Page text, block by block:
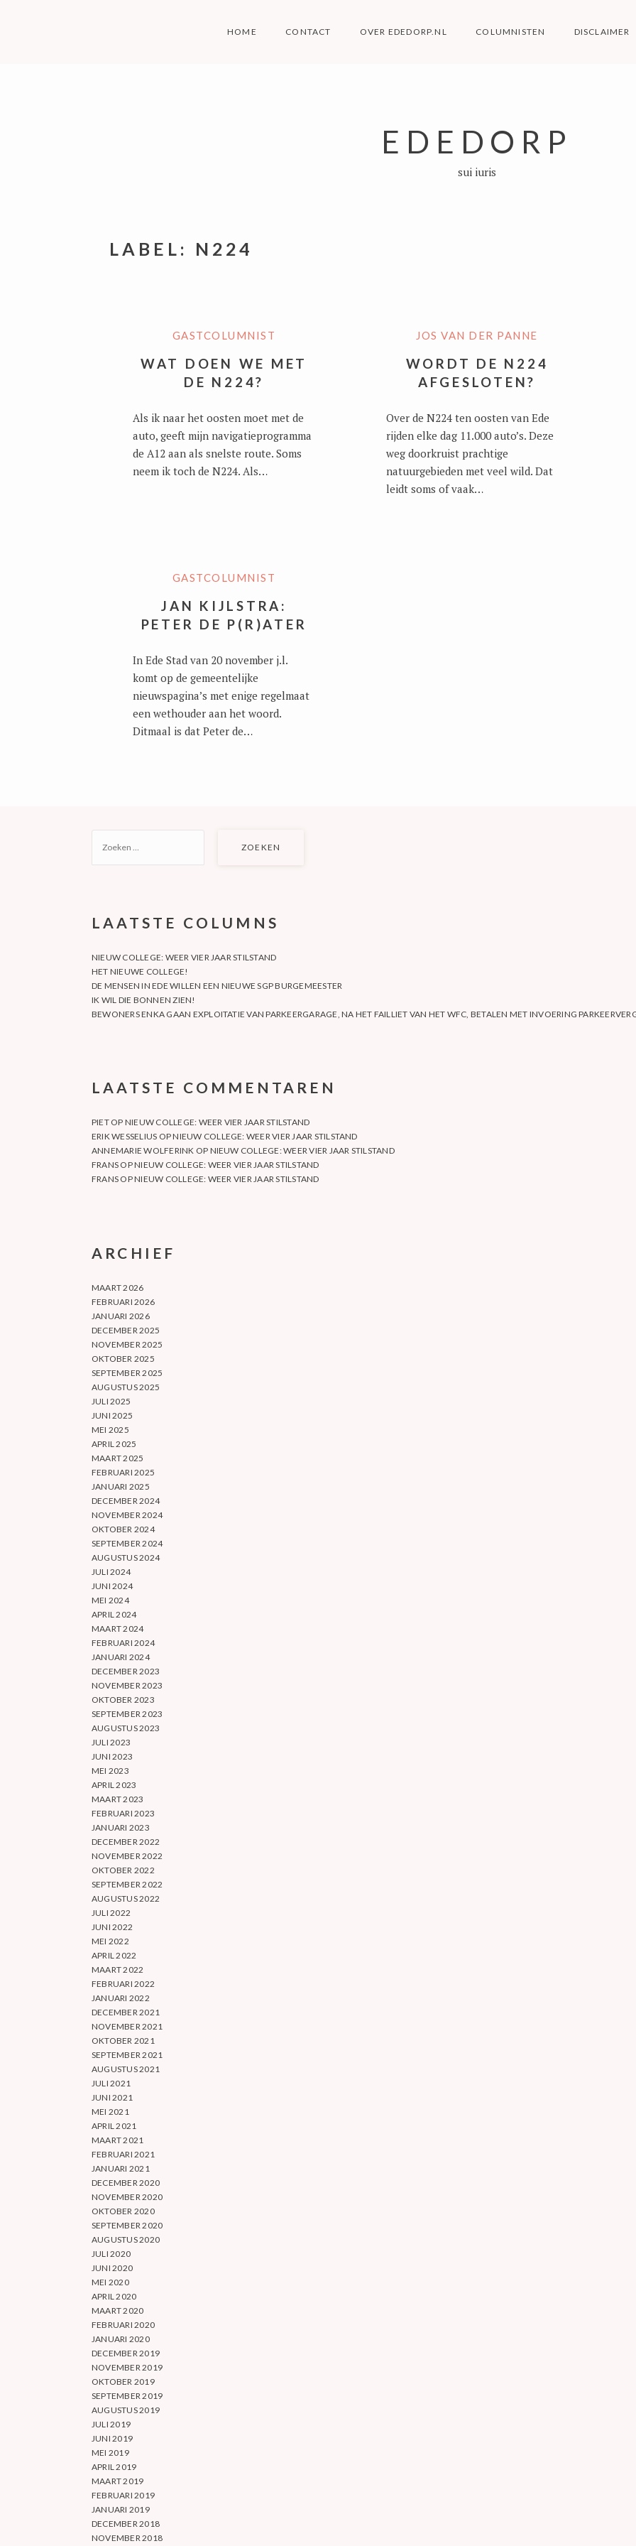
HOME CONTACT OVER EDEDORP.NL COLUMNISTEN DISCLAIMER
EDEDORP
sui iuris
LABEL: N224
GASTCOLUMNIST
WAT DOEN WE MET
DE N224?
Als ik naar het oosten moet met de
auto, geeft mijn navigatieprogramma
de A12 aan als snelste route. Soms
neem ik toch de N224. Als…
JOS VAN DER PANNE
WORDT DE N224
AFGESLOTEN?
Over de N224 ten oosten van Ede
rijden elke dag 11.000 auto’s. Deze
weg doorkruist prachtige
natuurgebieden met veel wild. Dat
leidt soms of vaak…
GASTCOLUMNIST
JAN KIJLSTRA:
PETER DE P(R)ATER
In Ede Stad van 20 november j.l.
komt op de gemeentelijke
nieuwspagina’s met enige regelmaat
een wethouder aan het woord.
Ditmaal is dat Peter de…
NAAR:
LAATSTE COLUMNS
NIEUW COLLEGE: WEER VIER JAAR STILSTAND
HET NIEUWE COLLEGE!
DE MENSEN IN EDE WILLEN EEN NIEUWE SGP BURGEMEESTER
IK WIL DIE BONNEN ZIEN!
BEWONERS ENKA GAAN EXPLOITATIE VAN PARKEERGARAGE, NA HET FAILLIET VAN HET WFC, BETALEN MET INVOERING
LAATSTE COMMENTAREN
PIETOP NIEUW COLLEGE: WEER VIER JAAR STILSTAND
ERIK WESSELIUS OPNIEUW COLLEGE: WEER VIER JAAR STILSTAND
ANNEMARIE WOLFERINK OP NIEUW COLLEGE: WEER VIER JAAR STILSTAND
FRANS OPNIEUW COLLEGE: WEER VIER JAAR STILSTAND
FRANS OPNIEUW COLLEGE: WEER VIER JAAR STILSTAND
ARCHIEF
MAART 2026
FEBRUARI 2026
JANUARI 2026
DECEMBER 2025
NOVEMBER 2025
OKTOBER 2025
SEPTEMBER 2025
AUGUSTUS 2025
JULI 2025
JUNI 2025
MEI 2025
APRIL 2025
MAART 2025
FEBRUARI 2025
JANUARI 2025
DECEMBER 2024
NOVEMBER 2024
OKTOBER 2024
SEPTEMBER 2024
AUGUSTUS 2024
JULI 2024
JUNI 2024
MEI 2024
APRIL 2024
MAART 2024
FEBRUARI 2024
JANUARI 2024
DECEMBER 2023
NOVEMBER 2023
OKTOBER 2023
SEPTEMBER 2023
AUGUSTUS 2023
JULI 2023
JUNI 2023
MEI 2023
APRIL 2023
MAART 2023
FEBRUARI 2023
JANUARI 2023
DECEMBER 2022
NOVEMBER 2022
OKTOBER 2022
SEPTEMBER 2022
AUGUSTUS 2022
JULI 2022
JUNI 2022
MEI 2022
APRIL 2022
MAART 2022
FEBRUARI 2022
JANUARI 2022
DECEMBER 2021
NOVEMBER 2021
OKTOBER 2021
SEPTEMBER 2021
AUGUSTUS 2021
JULI 2021
JUNI 2021
MEI 2021
APRIL 2021
MAART 2021
FEBRUARI 2021
JANUARI 2021
DECEMBER 2020
NOVEMBER 2020
OKTOBER 2020
SEPTEMBER 2020
AUGUSTUS 2020
JULI 2020
JUNI 2020
MEI 2020
APRIL 2020
MAART 2020
FEBRUARI 2020
JANUARI 2020
DECEMBER 2019
NOVEMBER 2019
OKTOBER 2019
SEPTEMBER 2019
AUGUSTUS 2019
JULI 2019
JUNI 2019
MEI 2019
APRIL 2019
MAART 2019
FEBRUARI 2019
JANUARI 2019
DECEMBER 2018
NOVEMBER 2018